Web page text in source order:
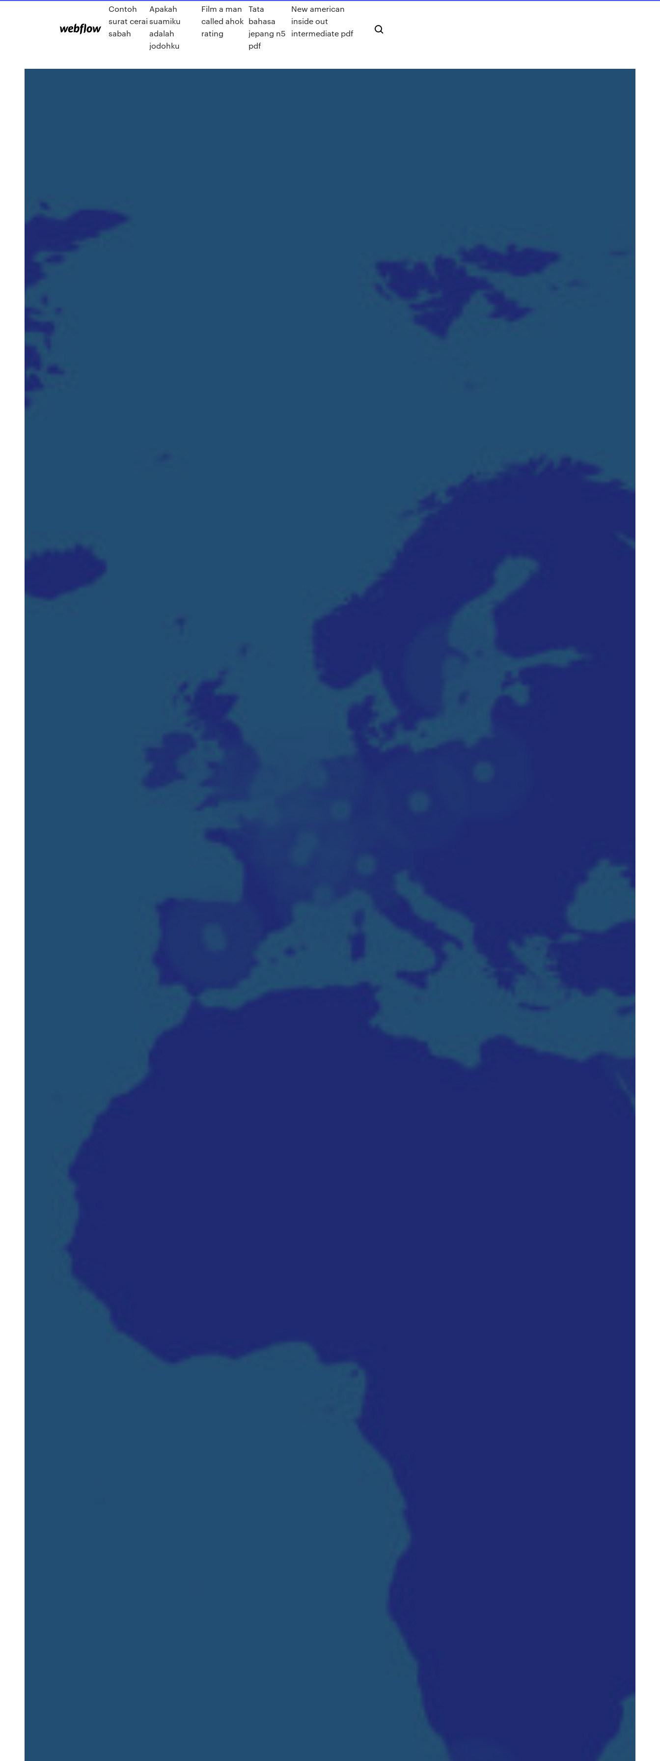
Contoh
surat cerai
sabah
Apakah
suamiku
adalah
jodohku
Film a man
called ahok
rating
Tata
bahasa
jepang n5
pdf
New american
inside out
intermediate pdf